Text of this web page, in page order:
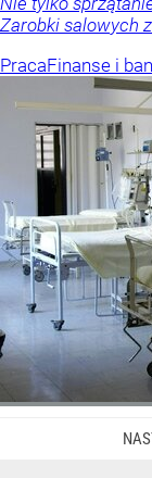
Zarobki salowych
PracaFinanse i